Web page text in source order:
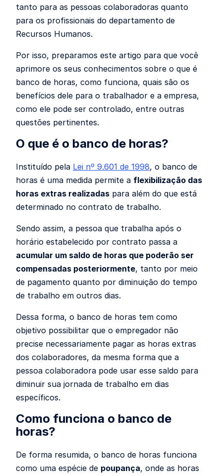
tanto para as pessoas colaboradoras quanto
para os profissionais do departamento de
Recursos Humanos.
Por isso, preparamos este artigo para que você
aprimore os seus conhecimentos sobre o que é
banco de horas, como funciona, quais são os
benefícios dele para o trabalhador e a empresa,
como ele pode ser controlado, entre outras
questões pertinentes.
O que é o banco de horas?
Instituído pela Lei nº 9.601 de 1998, o banco de
horas é uma medida permite a flexibilização das
horas extras realizadas para além do que está
determinado no contrato de trabalho.
Sendo assim, a pessoa que trabalha após o
horário estabelecido por contrato passa a
acumular um saldo de horas que poderão ser
compensadas posteriormente, tanto por meio
de pagamento quanto por diminuição do tempo
de trabalho em outros dias.
Dessa forma, o banco de horas tem como
objetivo possibilitar que o empregador não
precise necessariamente pagar as horas extras
dos colaboradores, da mesma forma que a
pessoa colaboradora pode usar esse saldo para
diminuir sua jornada de trabalho em dias
específicos.
Como funciona o banco de
horas?
De forma resumida, o banco de horas funciona
como uma espécie de poupança, onde as horas